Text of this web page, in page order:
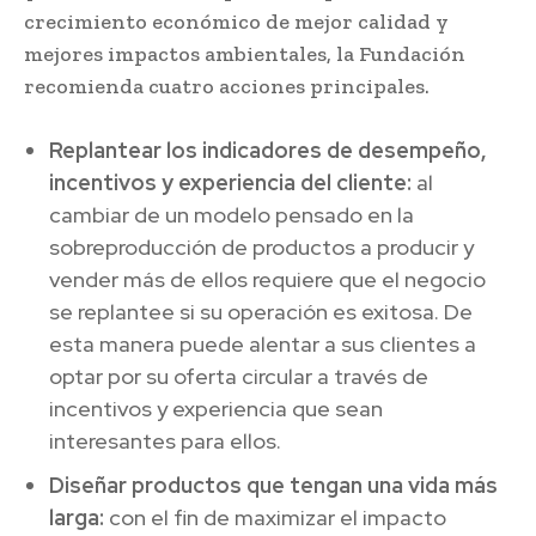
crecimiento económico de mejor calidad y
mejores impactos ambientales, la Fundación
recomienda cuatro acciones principales.
Replantear los indicadores de desempeño,
incentivos y experiencia del cliente: al
cambiar de un modelo pensado en la
sobreproducción de productos a producir y
vender más de ellos requiere que el negocio
se replantee si su operación es exitosa. De
esta manera puede alentar a sus clientes a
optar por su oferta circular a través de
incentivos y experiencia que sean
interesantes para ellos.
Diseñar productos que tengan una vida más
larga: con el fin de maximizar el impacto